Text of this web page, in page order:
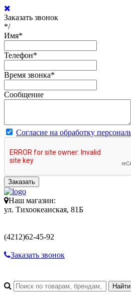
Заказать звонок
*/
Имя*
Телефон*
Время звонка*
Сообщение
Согласие на обработку
Заказать
Наш магазин:
ул. Тихоокеанская, 81Б
(4212)62-45-92
Заказать звонок